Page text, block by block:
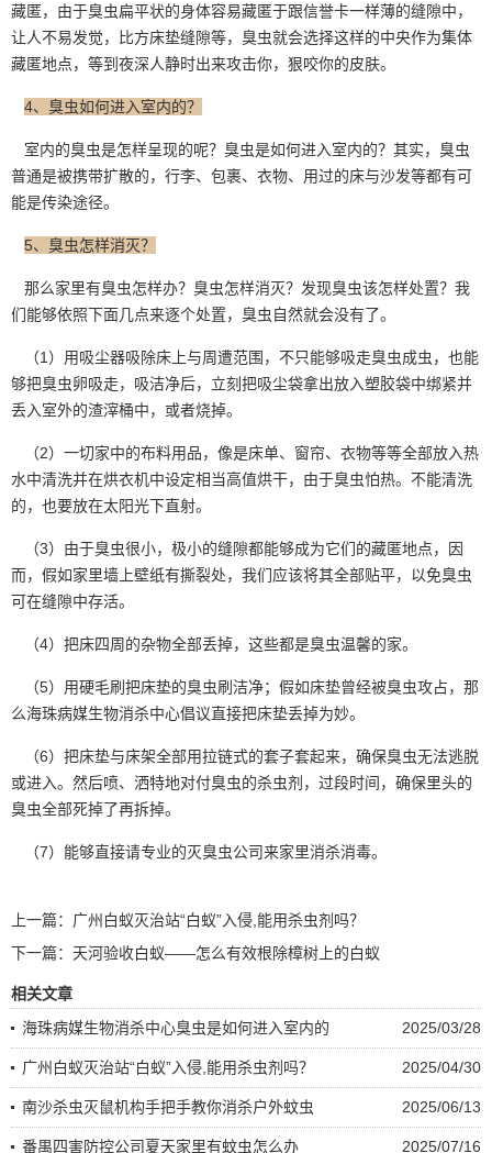
藏匿，由于臭虫扁平状的身体容易藏匿于跟信誉卡一样薄的缝隙中，
让人不易发觉，比方床垫缝隙等，臭虫就会选择这样的中央作为集体
藏匿地点，等到夜深人静时出来攻击你，狠咬你的皮肤。
4、臭虫如何进入室内的？
室内的臭虫是怎样呈现的呢？臭虫是如何进入室内的？其实，臭虫
普通是被携带扩散的，行李、包裹、衣物、用过的床与沙发等都有可
能是传染途径。
5、臭虫怎样消灭？
那么家里有臭虫怎样办？臭虫怎样消灭？发现臭虫该怎样处置？我
们能够依照下面几点来逐个处置，臭虫自然就会没有了。
（1）用吸尘器吸除床上与周遭范围，不只能够吸走臭虫成虫，也能
够把臭虫卵吸走，吸洁净后，立刻把吸尘袋拿出放入塑胶袋中绑紧并
丢入室外的渣滓桶中，或者烧掉。
（2）一切家中的布料用品，像是床单、窗帘、衣物等等全部放入热
水中清洗并在烘衣机中设定相当高值烘干，由于臭虫怕热。不能清洗
的，也要放在太阳光下直射。
（3）由于臭虫很小，极小的缝隙都能够成为它们的藏匿地点，因
而，假如家里墙上壁纸有撕裂处，我们应该将其全部贴平，以免臭虫
可在缝隙中存活。
（4）把床四周的杂物全部丢掉，这些都是臭虫温馨的家。
（5）用硬毛刷把床垫的臭虫刷洁净；假如床垫曾经被臭虫攻占，那
么海珠病媒生物消杀中心倡议直接把床垫丢掉为妙。
（6）把床垫与床架全部用拉链式的套子套起来，确保臭虫无法逃脱
或进入。然后喷、洒特地对付臭虫的杀虫剂，过段时间，确保里头的
臭虫全部死掉了再拆掉。
（7）能够直接请专业的灭臭虫公司来家里消杀消毒。
上一篇： 广州白蚁灭治站“白蚁”入侵,能用杀虫剂吗？
下一篇： 天河验收白蚁——怎么有效根除樟树上的白蚁
相关文章
2025/03/28
海珠病媒生物消杀中心臭虫是如何进入室内的
2025/04/30
广州白蚁灭治站“白蚁”入侵,能用杀虫剂吗？
2025/06/13
南沙杀虫灭鼠机构手把手教你消杀户外蚊虫
2025/07/16
番禺四害防控公司夏天家里有蚊虫怎么办